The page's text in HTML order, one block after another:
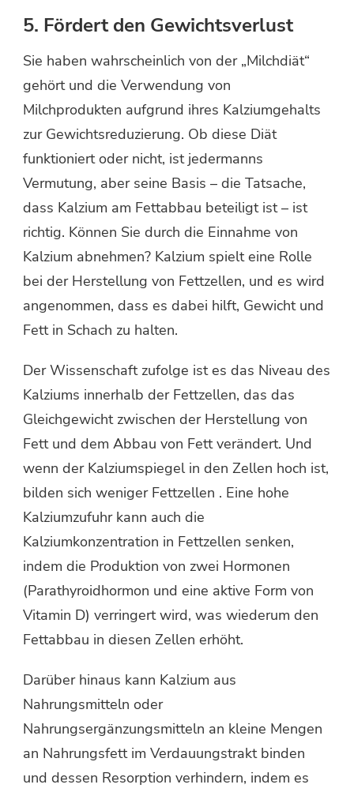
5. Fördert den Gewichtsverlust
Sie haben wahrscheinlich von der „Milchdiät“
gehört und die Verwendung von
Milchprodukten aufgrund ihres Kalziumgehalts
zur Gewichtsreduzierung. Ob diese Diät
funktioniert oder nicht, ist jedermanns
Vermutung, aber seine Basis – die Tatsache,
dass Kalzium am Fettabbau beteiligt ist – ist
richtig. Können Sie durch die Einnahme von
Kalzium abnehmen? Kalzium spielt eine Rolle
bei der Herstellung von Fettzellen, und es wird
angenommen, dass es dabei hilft, Gewicht und
Fett in Schach zu halten.
Der Wissenschaft zufolge ist es das Niveau des
Kalziums innerhalb der Fettzellen, das das
Gleichgewicht zwischen der Herstellung von
Fett und dem Abbau von Fett verändert. Und
wenn der Kalziumspiegel in den Zellen hoch ist,
bilden sich weniger Fettzellen . Eine hohe
Kalziumzufuhr kann auch die
Kalziumkonzentration in Fettzellen senken,
indem die Produktion von zwei Hormonen
(Parathyroidhormon und eine aktive Form von
Vitamin D) verringert wird, was wiederum den
Fettabbau in diesen Zellen erhöht.
Darüber hinaus kann Kalzium aus
Nahrungsmitteln oder
Nahrungsergänzungsmitteln an kleine Mengen
an Nahrungsfett im Verdauungstrakt binden
und dessen Resorption verhindern, indem es